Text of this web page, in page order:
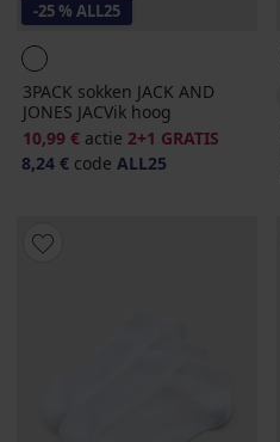
-25 % ALL25
3PACK sokken JACK AND
JONES JACVik hoog
10,99 € actie 2+1 GRATIS
8,24 € code ALL25